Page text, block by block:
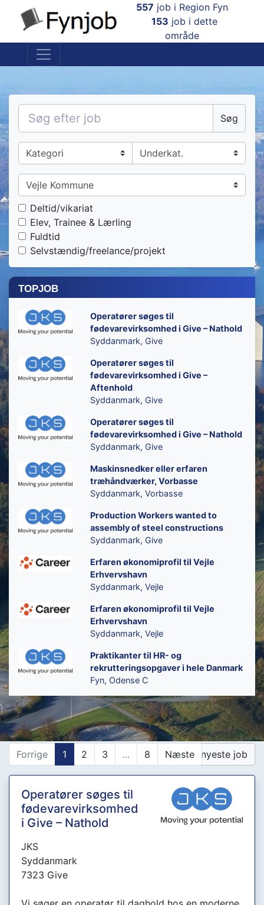
557 job i Region Fyn
153 job i dette
område
Søg
Deltid/vikariat
Elev, Trainee & Lærling
Fuldtid
Selvstændig/freelance/projekt
topjob
Operatører søges til
fødevarevirksomhed i Give – Nathold
Syddanmark, Give
Operatører søges til
fødevarevirksomhed i Give –
Aftenhold
Syddanmark, Give
Operatører søges til
fødevarevirksomhed i Give – Nathold
Syddanmark, Give
Maskinsnedker eller erfaren
træhåndværker, Vorbasse
Syddanmark, Vorbasse
Production Workers wanted to
assembly of steel constructions
Syddanmark, Give
Erfaren økonomiprofil til Vejle
Erhvervshavn
Syddanmark, Vejle
Erfaren økonomiprofil til Vejle
Erhvervshavn
Syddanmark, Vejle
Praktikanter til HR- og
rekrutteringsopgaver i hele Danmark
Fyn, Odense C
Vis nyeste job
Forrige 1 2 3 ... 8 Næste
Operatører søges til
fødevarevirksomhed
i Give – Nathold
JKS
Syddanmark
7323 Give